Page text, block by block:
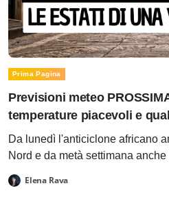
Prima Pagina
Previsioni meteo
temperature piacevoli e
Da lunedì l'anticiclone africano
Nord e da metà settimana anche
Elena Rava